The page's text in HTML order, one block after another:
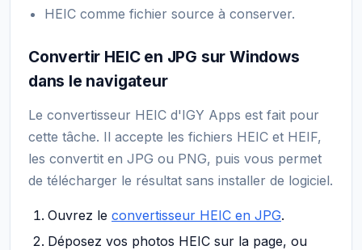
HEIC comme fichier source à conserver.
Convertir HEIC en JPG sur Windows
dans le navigateur
Le convertisseur HEIC d'IGY Apps est fait pour
cette tâche. Il accepte les fichiers HEIC et HEIF,
les convertit en JPG ou PNG, puis vous permet
de télécharger le résultat sans installer de logiciel.
Ouvrez le convertisseur HEIC en JPG.
Déposez vos photos HEIC sur la page, ou